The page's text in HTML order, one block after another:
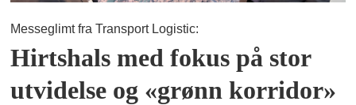
Messeglimt fra Transport Logistic:
Hirtshals med fokus på stor
utvidelse og «grønn korridor»